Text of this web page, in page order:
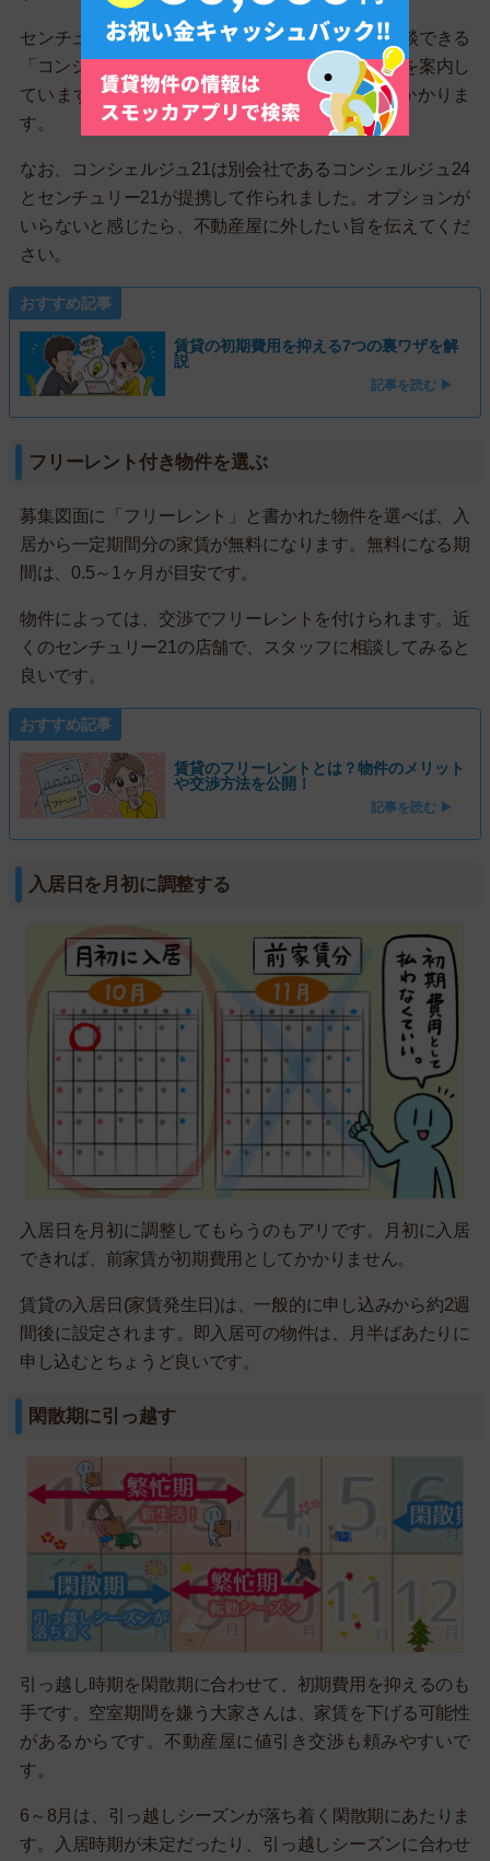
センチュリー21では、設備や生活のトラブルを相談できる
「コンシェルジュ21」という24時間安心サポートを案内し
ています。入居時に請求される場合、約1.7万円かかりま
す。
なお、コンシェルジュ21は別会社であるコンシェルジュ24
とセンチュリー21が提携して作られました。オプションが
いらないと感じたら、不動産屋に外したい旨を伝えてくだ
さい。
おすすめ記事
賃貸の初期費用を抑える7つの裏ワザを解
説
記事を読む ▶
フリーレント付き物件を選ぶ
募集図面に「フリーレント」と書かれた物件を選べば、入
居から一定期間分の家賃が無料になります。無料になる期
間は、0.5～1ヶ月が目安です。
物件によっては、交渉でフリーレントを付けられます。近
くのセンチュリー21の店舗で、スタッフに相談してみると
良いです。
おすすめ記事
賃貸のフリーレントとは？物件のメリット
や交渉方法を公開！
記事を読む ▶
入居日を月初に調整する
入居日を月初に調整してもらうのもアリです。月初に入居
できれば、前家賃が初期費用としてかかりません。
賃貸の入居日(家賃発生日)は、一般的に申し込みから約2週
間後に設定されます。即入居可の物件は、月半ばあたりに
申し込むとちょうど良いです。
閑散期に引っ越す
引っ越し時期を閑散期に合わせて、初期費用を抑えるのも
手です。空室期間を嫌う大家さんは、家賃を下げる可能性
があるからです。不動産屋に値引き交渉も頼みやすいで
す。
6～8月は、引っ越しシーズンが落ち着く閑散期にあたりま
す。入居時期が未定だったり、引っ越しシーズンに合わせ